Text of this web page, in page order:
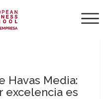
Havas Media:
excelencia es